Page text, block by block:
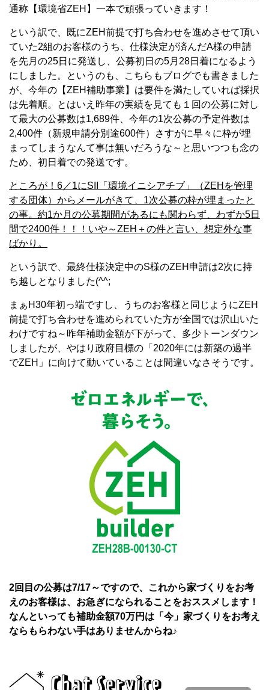
通称【環境省ZEH】一本で頑張っていきます！
という訳で、既にZEH前提で打ち合わせを進めさせて頂い
ていた2組のお客様のうち、仕様決定が済んだA様の申請
を先月の25日に発送し、公募初日の5月28日着になるよう
にしました。というのも、こちらもブログでも書きました
が、今年の【ZEH補助事業】は要件を満たしていれば採択
は先着順。とはいえ昨年の実績を見ても１回の公募に対し
て最大の公募数は1,689件、今年の1次公募の予定件数は
2,400件（新規申請分別途600件）さすがに早々に枠が埋
まってしまうなんて事は無いだろうな～と思いつつも念の
ため、初日着での発送です。
ところが！6／1にSII「環境イニシアチブ」（ZEHを管理
する団体）からメールがきて、1次公募の枠が埋まったと
の事。約1か月の公募期間があるにも関わらず、わずか5日
間で2400件！！！いや～ZEH＋の件と言い、想定外な事
ばかり。
という訳で、最終仕様決定中のS様のZEH申請は2次に持
ち越しとなりました(^^;
まぁH30年初っ端ですし、うちのお客様と同じようにZEH
前提で打ち合わせを進められていた方が全国では沢山いた
わけですね～昨年補助金額が下がって、多少トーンダウン
しましたが、やはり政府目標の「2020年には新築の過半
でZEH」に向けて動いていることは間違いなさそうです。
2回目の公募は7/17～ですので、これから家づくりをお考
えのお客様は、お急ぎになられることをおススメします！
なんといっても補助金額70万円は「今」家づくりをお考え
ならもらわない手はありませんからね♪